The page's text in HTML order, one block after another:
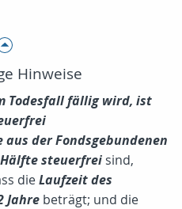
Hinweise
Todesfall fällig wird, ist
der Fondsgebundenen
steuerfrei sind,
dieLaufzeit des
Jahre beträgt; und die